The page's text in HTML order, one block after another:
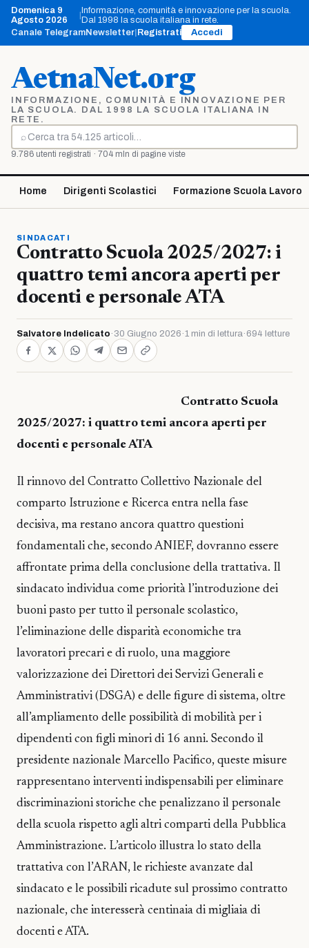
Vai
contenuto
Domenica 9
Agosto 2026
|Informazione, comunità e innovazione per la scuola.
Dal 1998 la scuola italiana in rete.
Canale TelegramNewsletter Registrati Accedi
AetnaNet.org
INFORMAZIONE, COMUNITÀ E INNOVAZIONE PER
LA SCUOLA. DAL 1998 LA SCUOLA ITALIANA IN
RETE.
⌕
Cerca
9.786 utenti registrati · 704 mln di pagine viste
Home Dirigenti Scolastici Formazione Scuola Lavoro
SINDACATI
Contratto Scuola 2025/2027: i
quattro temi ancora aperti per
docenti e personale ATA
Salvatore Indelicato · 30 Giugno 2026 ·1 min di lettura· 694 letture
Contratto Scuola
2025/2027: i quattro temi ancora aperti per
docenti e personale ATA
Il rinnovo del Contratto Collettivo Nazionale del
comparto Istruzione e Ricerca entra nella fase
decisiva, ma restano ancora quattro questioni
fondamentali che, secondo ANIEF, dovranno essere
affrontate prima della conclusione della trattativa. Il
sindacato individua come priorità l’introduzione dei
buoni pasto per tutto il personale scolastico,
l’eliminazione delle disparità economiche tra
lavoratori precari e di ruolo, una maggiore
valorizzazione dei Direttori dei Servizi Generali e
Amministrativi (DSGA) e delle figure di sistema, oltre
all’ampliamento delle possibilità di mobilità per i
dipendenti con figli minori di 16 anni. Secondo il
presidente nazionale Marcello Pacifico, queste misure
rappresentano interventi indispensabili per eliminare
discriminazioni storiche che penalizzano il personale
della scuola rispetto agli altri comparti della Pubblica
Amministrazione. L’articolo illustra lo stato della
trattativa con l’ARAN, le richieste avanzate dal
sindacato e le possibili ricadute sul prossimo contratto
nazionale, che interesserà centinaia di migliaia di
docenti e ATA.